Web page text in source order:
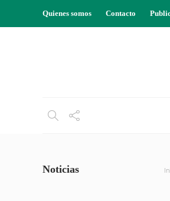
Quienes somos Contacto
Noticias